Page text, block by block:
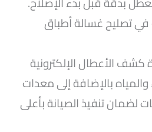
في تصليح غسالة أطباق
الأعطال الإلكترونية
بالإضافة إلى معدات
لضمان تنفيذ الصيانة بأعلى